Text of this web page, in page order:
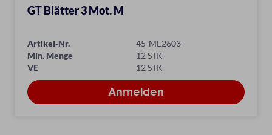
GT Blätter 3 Mot. M
Artikel-Nr.
45-ME2603
Min. Menge
12 STK
VE
12 STK